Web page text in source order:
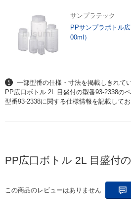
サンプラテック
PPサンプラボトル
00ml）
一部型番の仕様・寸法を掲載しきれて
PP広口ボトル 2L 目盛付の型番93-2338のペ
型番93-2338に関する仕様情報を記載してお
PP広口ボトル 2L 目盛付
この商品のレビューはありません